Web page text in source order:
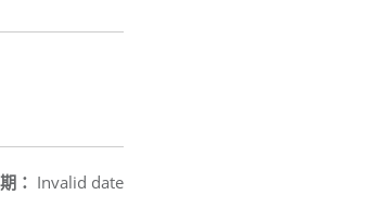
： Invalid date